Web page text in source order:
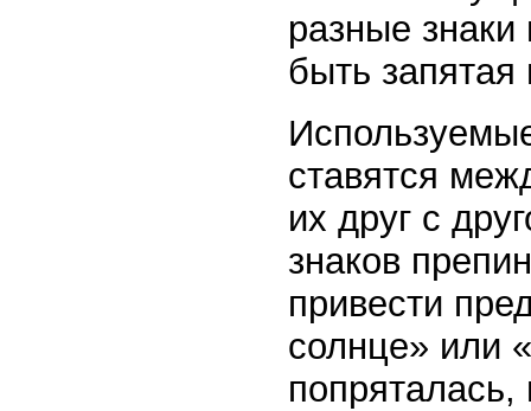
разные
быть запятая
ставятся
их друг с
знаков
привести
солнце» или